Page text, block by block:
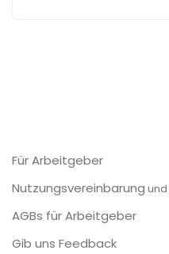
Für Arbeitgeber
Nutzungsvereinbarung und
AGBs für Arbeitgeber
Gib uns Feedback